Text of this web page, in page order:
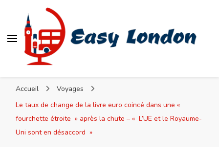
Accueil
Voyages
Le taux de change de la livre euro coincé dans une «
fourchette étroite » après la chute – « L’UE et le Royaume-
Uni sont en désaccord »